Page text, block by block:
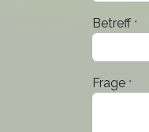
Betreff *
Frage *